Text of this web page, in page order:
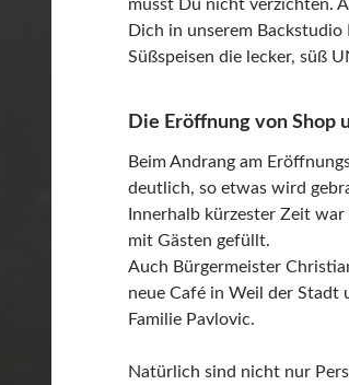
musst Du nicht verzichten.
Dich in unserem
Süßspeisen die lecker, süß
Die Eröffnung von Shop
Beim Andrang am
deutlich, so etwas wird
Innerhalb kürzester Zeit
mit Gästen gefüllt.
Auch Bürgermeister
neue Café in Weil der Stadt
Familie Pavlovic.
Natürlich sind nicht nur